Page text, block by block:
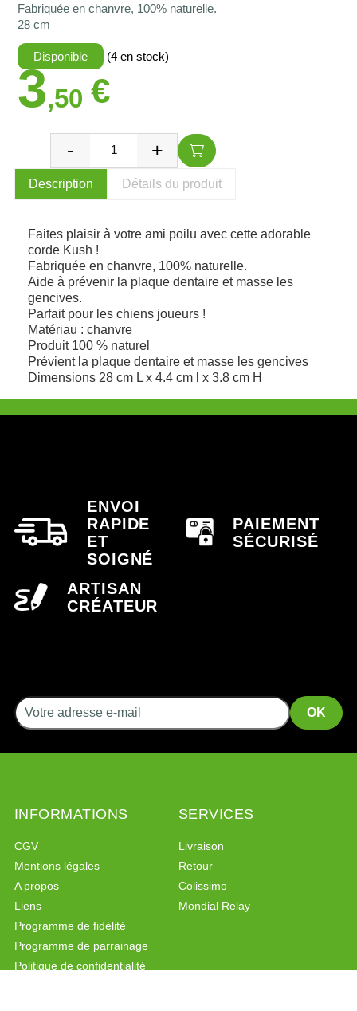
Fabriquée en chanvre, 100% naturelle.
28 cm
Disponible (4 en stock)
3,50 €
Description Détails du produit
Faites plaisir à votre ami poilu avec cette adorable
corde Kush !
Fabriquée en chanvre, 100% naturelle.
Aide à prévenir la plaque dentaire et masse les
gencives.
Parfait pour les chiens joueurs !
Matériau : chanvre
Produit 100 % naturel
Prévient la plaque dentaire et masse les gencives
Dimensions 28 cm L x 4.4 cm l x 3.8 cm H
ENVOI
RAPIDE
ET
SOIGNÉ
PAIEMENT
SÉCURISÉ
ARTISAN
CRÉATEUR
INFORMATIONS
CGV
Mentions légales
A propos
Liens
Programme de fidélité
Programme de parrainage
Politique de confidentialité
SERVICES
Livraison
Retour
Colissimo
Mondial Relay